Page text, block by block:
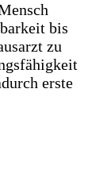
bis
zu
erste